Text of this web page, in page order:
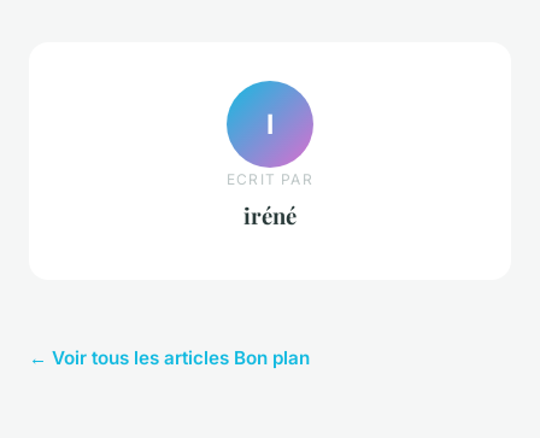
I
ECRIT PAR
iréné
← Voir tous les articles Bon plan